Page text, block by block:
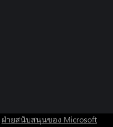
ฝ่ายสนับสนุนของ Microsoft